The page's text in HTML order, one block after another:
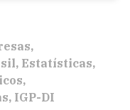
Estatísticas
IGP-DI